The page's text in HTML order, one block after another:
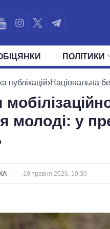
ПОЛIТИКИ
УСІ ПОЛІТИКИ ПРЕЗИДЕНТ І
публікацій›Національна
молоді: у
19 травня 2026, 10:30